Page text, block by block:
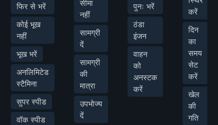
फिर से भरें
कोई भूख
नहीं
भूख भरें
अनलिमिटेड
स्टैमिना
सुपर स्पीड
वॉक स्पीड
सीमा
नहीं
सामग्री
दें
सामग्री
की
मात्रा
उपभोज्य
दें
पुनः भरें
ठंडा
इंजन
वाहन
को
अनस्टक
करें
करें
दिन
का
समय
सेट
करें
खेल
की
गति